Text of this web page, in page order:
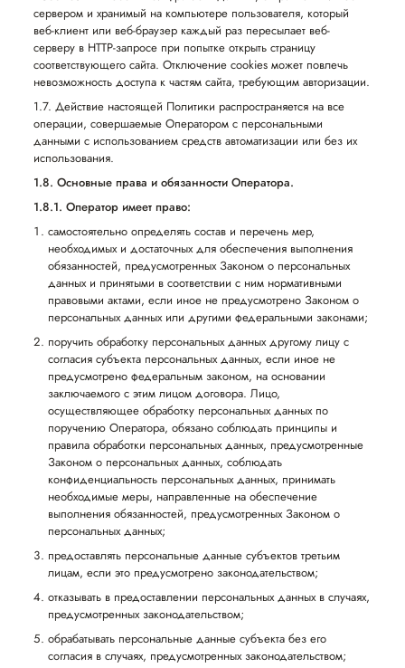
сервером и хранимый на компьютере пользователя, который
веб-клиент или веб-браузер каждый раз пересылает веб-
серверу в HTTP-запросе при попытке открыть страницу
соответствующего сайта. Отключение cookies может повлечь
невозможность доступа к частям сайта, требующим авторизации.
1.7. Действие настоящей Политики распространяется на все
операции, совершаемые Оператором с персональными
данными с использованием средств автоматизации или без их
использования.
1.8. Основные права и обязанности Оператора.
1.8.1. Оператор имеет право:
самостоятельно определять состав и перечень мер,
необходимых и достаточных для обеспечения выполнения
обязанностей, предусмотренных Законом о персональных
данных и принятыми в соответствии с ним нормативными
правовыми актами, если иное не предусмотрено Законом о
персональных данных или другими федеральными законами;
поручить обработку персональных данных другому лицу с
согласия субъекта персональных данных, если иное не
предусмотрено федеральным законом, на основании
заключаемого с этим лицом договора. Лицо,
осуществляющее обработку персональных данных по
поручению Оператора, обязано соблюдать принципы и
правила обработки персональных данных, предусмотренные
Законом о персональных данных, соблюдать
конфиденциальность персональных данных, принимать
необходимые меры, направленные на обеспечение
выполнения обязанностей, предусмотренных Законом о
персональных данных;
предоставлять персональные данные субъектов третьим
лицам, если это предусмотрено законодательством;
отказывать в предоставлении персональных данных в случаях,
предусмотренных законодательством;
обрабатывать персональные данные субъекта без его
согласия в случаях, предусмотренных законодательством;